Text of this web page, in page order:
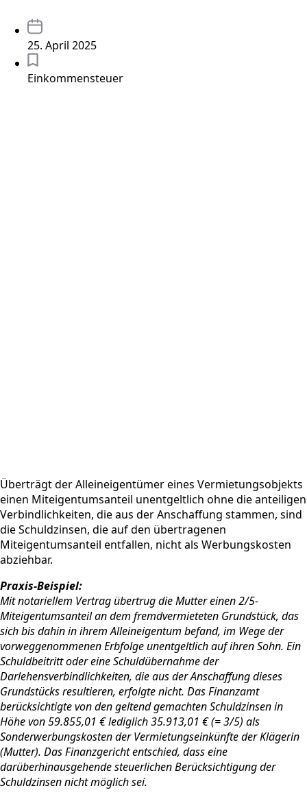
25. April 2025
Einkommensteuer
Überträgt der Alleineigentümer eines Vermietungsobjekts
einen Miteigentumsanteil unentgeltlich ohne die anteiligen
Verbindlichkeiten, die aus der Anschaffung stammen, sind
die Schuldzinsen, die auf den übertragenen
Miteigentumsanteil entfallen, nicht als Werbungskosten
abziehbar.
Praxis-Beispiel:
Mit notariellem Vertrag übertrug die Mutter einen 2/5-
Miteigentumsanteil an dem fremdvermieteten Grundstück, das
sich bis dahin in ihrem Alleineigentum befand, im Wege der
vorweggenommenen Erbfolge unentgeltlich auf ihren Sohn. Ein
Schuldbeitritt oder eine Schuldübernahme der
Darlehensverbindlichkeiten, die aus der Anschaffung dieses
Grundstücks resultieren, erfolgte nicht. Das Finanzamt
berücksichtigte von den geltend gemachten Schuldzinsen in
Höhe von 59.855,01 € lediglich 35.913,01 € (= 3/5) als
Sonderwerbungskosten der Vermietungseinkünfte der Klägerin
(Mutter). Das Finanzgericht entschied, dass eine
darüberhinausgehende steuerlichen Berücksichtigung der
Schuldzinsen nicht möglich sei.